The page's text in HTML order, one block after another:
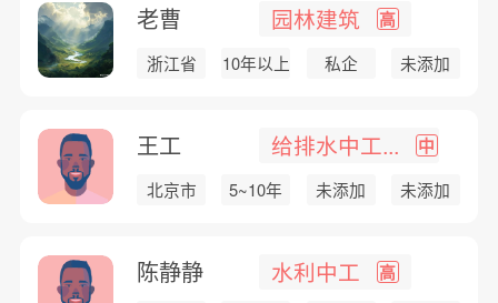
老曹 园林建筑 高
浙江省 10年以上 私企 未添加
王工 给排水中工... 中
北京市 5~10年 未添加 未添加
陈静静 水利中工 高